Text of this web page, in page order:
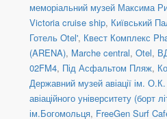
меморіальний музей Максима
Victoria cruise ship, Київський
Готель Otel', Квест Комплекс
(ARENA), Marche central, Otel,
02FM4, Під Асфальтом Пляж,
Державний музей авіації ім.
авіаційного університету (борт
ім.Богомольця, FreeGen Surf